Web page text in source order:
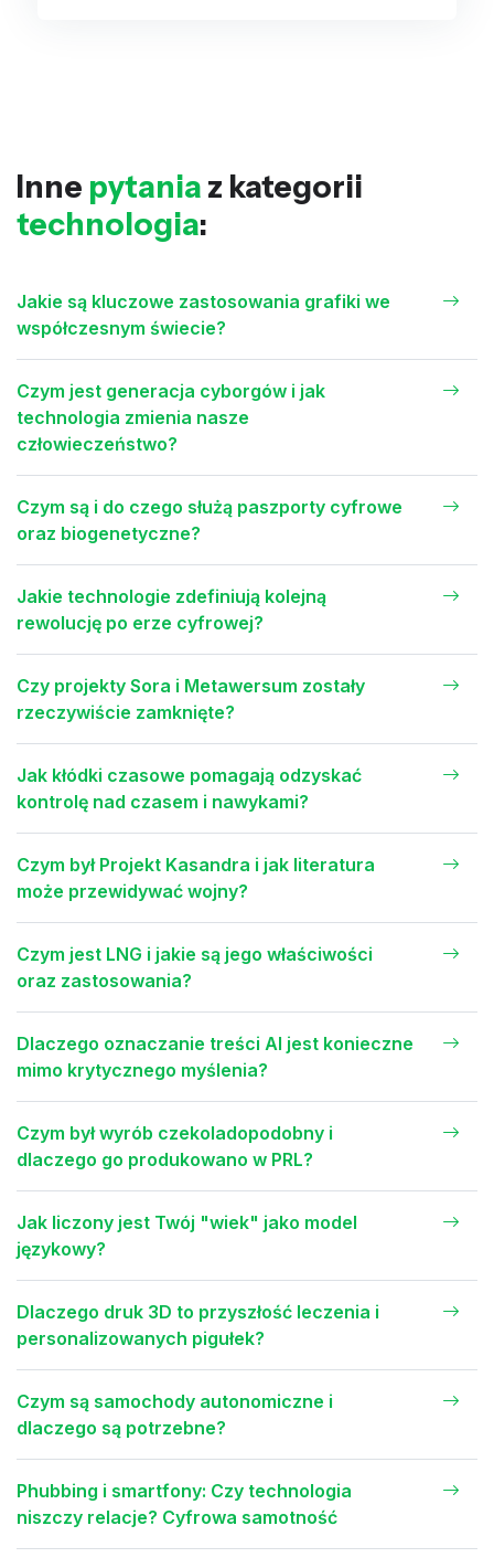
Inne pytania z kategorii
technologia:
Jakie są kluczowe zastosowania grafiki we
współczesnym świecie?
Czym jest generacja cyborgów i jak
technologia zmienia nasze
człowieczeństwo?
Czym są i do czego służą paszporty cyfrowe
oraz biogenetyczne?
Jakie technologie zdefiniują kolejną
rewolucję po erze cyfrowej?
Czy projekty Sora i Metawersum zostały
rzeczywiście zamknięte?
Jak kłódki czasowe pomagają odzyskać
kontrolę nad czasem i nawykami?
Czym był Projekt Kasandra i jak literatura
może przewidywać wojny?
Czym jest LNG i jakie są jego właściwości
oraz zastosowania?
Dlaczego oznaczanie treści AI jest konieczne
mimo krytycznego myślenia?
Czym był wyrób czekoladopodobny i
dlaczego go produkowano w PRL?
Jak liczony jest Twój "wiek" jako model
językowy?
Dlaczego druk 3D to przyszłość leczenia i
personalizowanych pigułek?
Czym są samochody autonomiczne i
dlaczego są potrzebne?
Phubbing i smartfony: Czy technologia
niszczy relacje? Cyfrowa samotność